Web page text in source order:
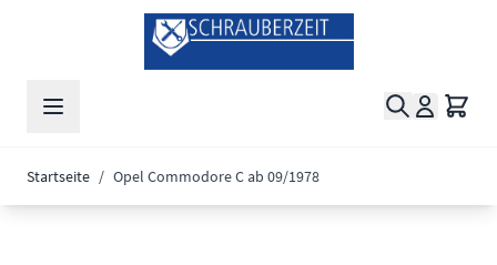
Zum Inhalt springen
Suche
Startseite / Opel Commodore C ab 09/1978